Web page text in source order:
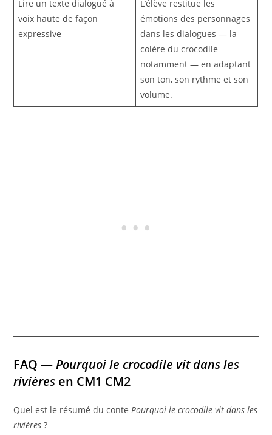
Lire un texte dialogué à
voix haute de façon
expressive
L’élève restitue les
émotions des personnages
dans les dialogues — la
colère du crocodile
notamment — en adaptant
son ton, son rythme et son
volume.
FAQ —Pourquoi le crocodile vit dans les
rivières en CM1 CM2
Quel est le résumé du contePourquoi le crocodile vit dans les
rivières ?